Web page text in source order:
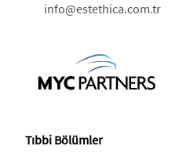
info@estethica.com.tr
Tıbbi Bölümler